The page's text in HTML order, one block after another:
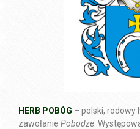
HERB POBÓG – polski, rodowy
zawołanie Pobodze .